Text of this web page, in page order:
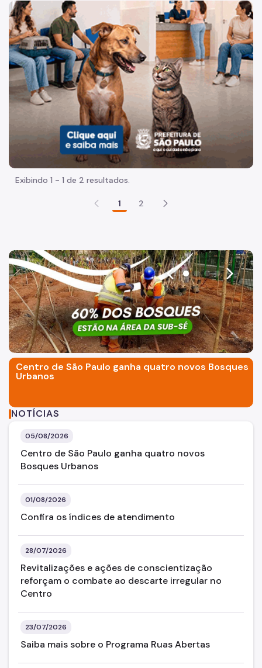
Acesso à Informação
Participação Social
Quadro de serviços
Acesso à Proteção de Dados Pessoais
Organização
Agenda do Subprefeito
Dados
Equipamentos Públicos
SP Mais Fácil
Termo de Cooperação
Zeladoria Urbana
Espaço Imprensa
Vai de Roteiro
Imagem de um cachorro caramelo e uma gata rajada,
Exibindo 1 - 1 de 2 resultados.
1 2
Centro de São Paulo ganha quatro novos Bosques
Urbanos
arrow_back_ios arrow_forward_ios
NOTÍCIAS
05/08/2026
Centro de São Paulo ganha quatro novos
Bosques Urbanos
01/08/2026
Confira os índices de atendimento
28/07/2026
Revitalizações e ações de conscientização
reforçam o combate ao descarte irregular no
Centro
23/07/2026
Saiba mais sobre o Programa Ruas Abertas